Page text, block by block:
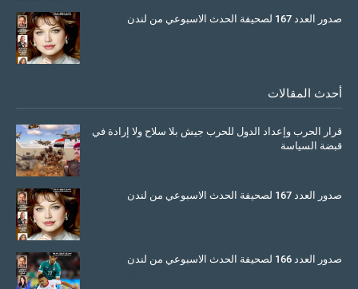
صدور العدد 167 لصحيفة الحدث الاسبوعي من لندن
أحدث المقالات
قرار الحرب وإعداد الدول للحرب جيش بلا سلاح ولا إرادة في
قبضة السياسة
صدور العدد 167 لصحيفة الحدث الاسبوعي من لندن
صدور العدد 166 لصحيفة الحدث الاسبوعي من لندن